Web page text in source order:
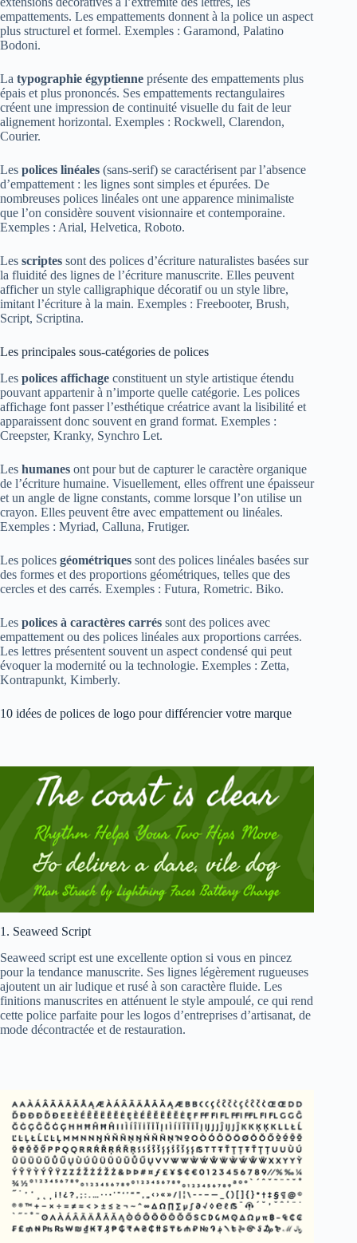
empattements. Les empattements donnent à la police un aspect
plus structurel et formel. Exemples : Garamond, Palatino
Bodoni.
La typographie égyptienne présente des empattements plus
épais et plus prononcés. Ses empattements rectangulaires
créent une impression de continuité visuelle du fait de leur
alignement horizontal. Exemples : Rockwell, Clarendon,
Courier.
Les polices linéales (sans-serif) se caractérisent par l’absence
d’empattement : les lignes sont simples et épurées. De
nombreuses polices linéales ont une apparence minimaliste
que l’on considère souvent visionnaire et contemporaine.
Exemples : Arial, Helvetica, Roboto.
Les scriptes sont des polices d’écriture naturalistes basées sur
la fluidité des lignes de l’écriture manuscrite. Elles peuvent
afficher un style calligraphique décoratif ou un style libre,
imitant l’écriture à la main. Exemples : Freebooter, Brush,
Script, Scriptina.
Les principales sous-catégories de polices
Les polices affichage constituent un style artistique étendu
pouvant appartenir à n’importe quelle catégorie. Les polices
affichage font passer l’esthétique créatrice avant la lisibilité et
apparaissent donc souvent en grand format. Exemples :
Creepster, Kranky, Synchro Let.
Les humanes ont pour but de capturer le caractère organique
de l’écriture humaine. Visuellement, elles offrent une épaisseur
et un angle de ligne constants, comme lorsque l’on utilise un
crayon. Elles peuvent être avec empattement ou linéales.
Exemples : Myriad, Calluna, Frutiger.
Les polices géométriques sont des polices linéales basées sur
des formes et des proportions géométriques, telles que des
cercles et des carrés. Exemples : Futura, Rometric. Biko.
Les polices à caractères carrés sont des polices avec
empattement ou des polices linéales aux proportions carrées.
Les lettres présentent souvent un aspect condensé qui peut
évoquer la modernité ou la technologie. Exemples : Zetta,
Kontrapunkt, Kimberly.
10 idées de polices de logo pour différencier votre marque
1. Seaweed Script
Seaweed script est une excellente option si vous en pincez
pour la tendance manuscrite. Ses lignes légèrement rugueuses
ajoutent un air ludique et rusé à son caractère fluide. Les
finitions manuscrites en atténuent le style ampoulé, ce qui rend
cette police parfaite pour les logos d’entreprises d’artisanat, de
mode décontractée et de restauration.